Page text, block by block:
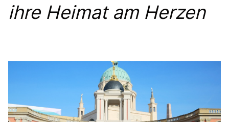
ihre Heimat am Herzen